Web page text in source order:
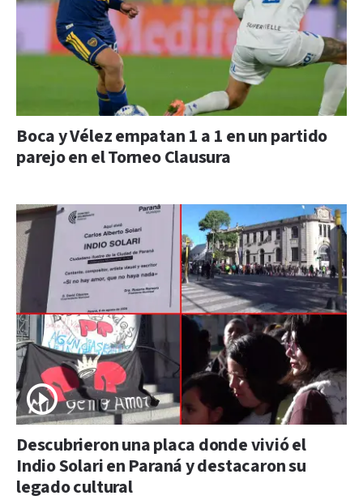
Boca y Vélez empatan 1 a 1 en un partido
parejo en el Torneo Clausura
Descubrieron una placa donde vivió el
Indio Solari en Paraná y destacaron su
legado cultural